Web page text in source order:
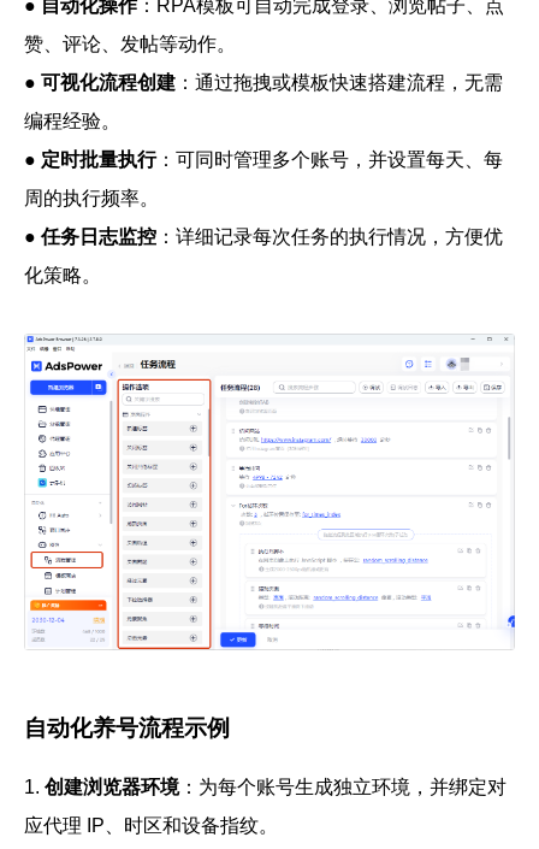
● 自动化操作： RPA模板 可 自动完成登录、浏览帖子、点
赞、评论、发帖等动作。
● 可视化流程创建 ：通过拖拽或模板快速搭建流程，无需
编程经验。
● 定时批量执行：可同时管理多个账号，并设置每天、每
周的执行频率。
● 任务日志监控 ：详细记录每次任务的执行情况，方便优
化策略。
自动化养号流程示例
1. 创建浏览器环境：为每个账号生成独立环境，并绑定对
应代理 IP、时区和设备指纹。